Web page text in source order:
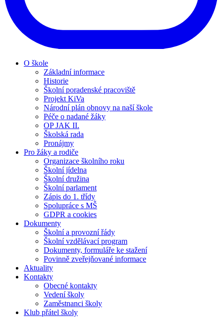
O škole
Základní informace
Historie
Školní poradenské pracoviště
Projekt KiVa
Národní plán obnovy na naší škole
Péče o nadané žáky
OP JAK II.
Školská rada
Pronájmy
Pro žáky a rodiče
Organizace školního roku
Školní jídelna
Školní družina
Školní parlament
Zápis do 1. třídy
Spolupráce s MŠ
GDPR a cookies
Dokumenty
Školní a provozní řády
Školní vzdělávací program
Dokumenty, formuláře ke stažení
Povinně zveřejňované informace
Aktuality
Kontakty
Obecné kontakty
Vedení školy
Zaměstnanci školy
Klub přátel školy